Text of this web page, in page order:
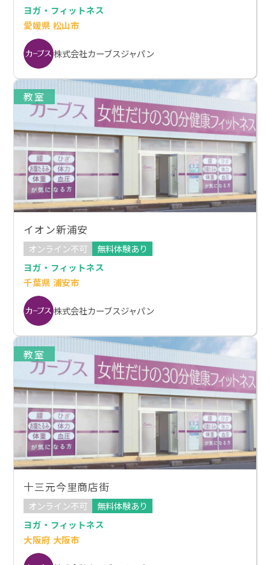
ヨガ・フィットネス
愛媛県 松山市
株式会社カーブスジャパン
教室
イオン新浦安
オンライン不可
無料体験あり
ヨガ・フィットネス
千葉県 浦安市
株式会社カーブスジャパン
教室
十三元今里商店街
オンライン不可
無料体験あり
ヨガ・フィットネス
大阪府 大阪市